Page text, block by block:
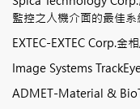
監控之人機介面的最佳
EXTEC-EXTEC Corp.金
Image Systems
ADMET-Material &